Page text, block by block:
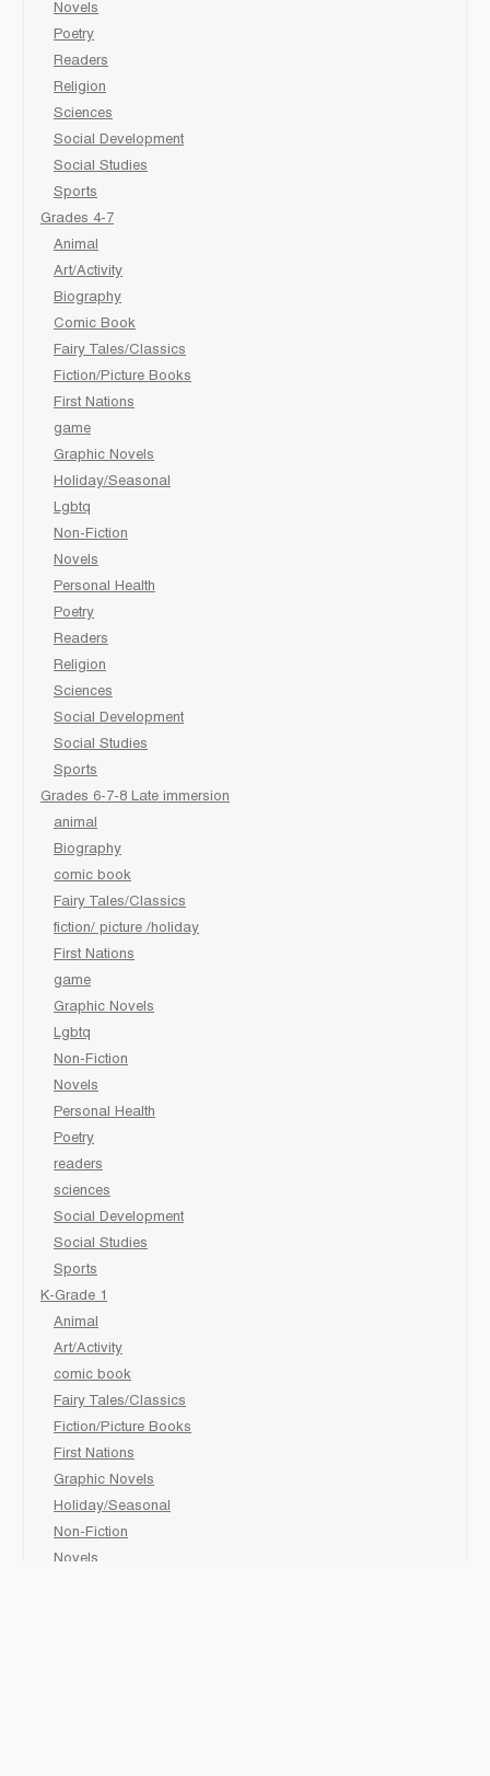
Novels
Poetry
Readers
Religion
Sciences
Social Development
Social Studies
Sports
Grades 4-7
Animal
Art/Activity
Biography
Comic Book
Fairy Tales/Classics
Fiction/Picture Books
First Nations
game
Graphic Novels
Holiday/Seasonal
Lgbtq
Non-Fiction
Novels
Personal Health
Poetry
Readers
Religion
Sciences
Social Development
Social Studies
Sports
Grades 6-7-8 Late immersion
animal
Biography
comic book
Fairy Tales/Classics
fiction/ picture /holiday
First Nations
game
Graphic Novels
Lgbtq
Non-Fiction
Novels
Personal Health
Poetry
readers
sciences
Social Development
Social Studies
Sports
K-Grade 1
Animal
Art/Activity
comic book
Fairy Tales/Classics
Fiction/Picture Books
First Nations
Graphic Novels
Holiday/Seasonal
Non-Fiction
Novels